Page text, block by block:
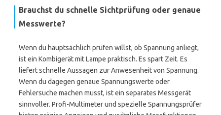
Brauchst du schnelle Sichtprüfung oder genaue
Messwerte?
Wenn du hauptsächlich prüfen willst, ob Spannung anliegt,
ist ein Kombigerät mit Lampe praktisch. Es spart Zeit. Es
liefert schnelle Aussagen zur Anwesenheit von Spannung.
Wenn du dagegen genaue Spannungswerte oder
Fehlersuche machen musst, ist ein separates Messgerät
sinnvoller. Profi-Multimeter und spezielle Spannungsprüfer